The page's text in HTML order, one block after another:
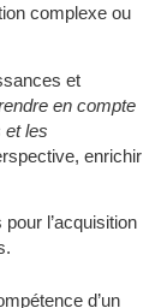
complexe ou
et
en compte
et les
enrichir
l’acquisition
d’un